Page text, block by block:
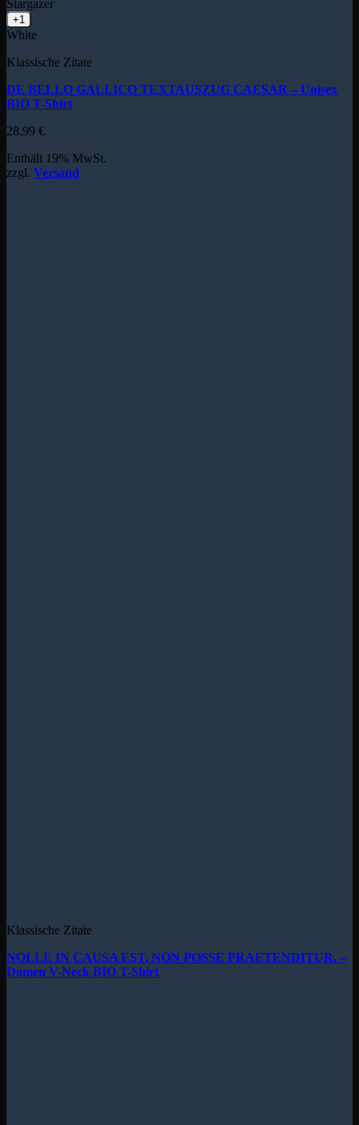
Stargazer
+1
White
Klassische Zitate
DE BELLO GALLICO TEXTAUSZUG CAESAR – Unisex
BIO T-Shirt
28,99 €
Enthält 19% MwSt.
zzgl. Versand
Klassische Zitate
NOLLE IN CAUSA EST, NON POSSE PRAETENDITUR. –
Damen V-Neck BIO T-Shirt